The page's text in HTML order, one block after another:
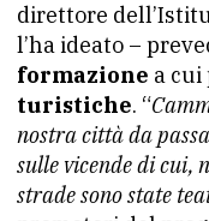
direttore
l’ha ideato –
formazione a
turistiche. “
nostra città da
sulle vicende di cui,
strade sono state